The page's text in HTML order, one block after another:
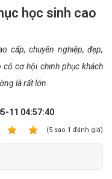
học sinh cao
cấp, chuyên nghiệp, đẹp,
có cơ hội chinh phục khách
là rất lớn.
11 04:57:40
(5 sao 1 đánh giá)